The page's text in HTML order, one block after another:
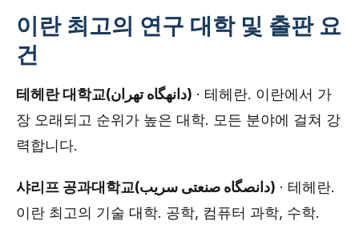
이란 최고의 연구 대학 및 출판 요
건
테헤란 대학교(دانهگاه تهران) · 테헤란. 이란에서 가
장 오래되고 순위가 높은 대학. 모든 분야에 걸쳐 강
력합니다.
샤리프 공과대학교(دانصگاه صنعتی سریب) · 테헤란.
이란 최고의 기술 대학. 공학, 컴퓨터 과학, 수학.